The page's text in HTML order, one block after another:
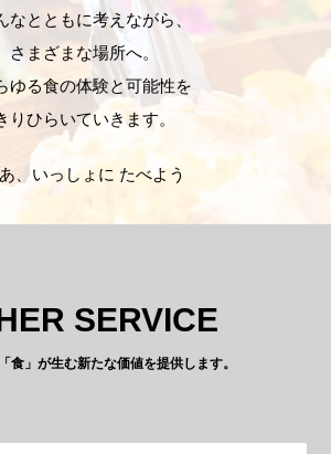
なとともに考えながら、
さまざまな場所へ。
ゆる食の体験と可能性を
りひらいていきます。
、いっしょに たべよう
SERVICE
食」が生む新たな価値を提供します。